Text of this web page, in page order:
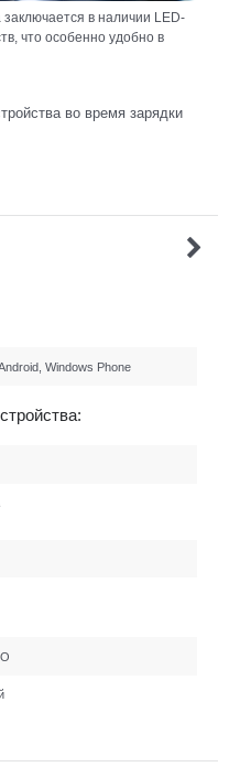
в наличии LED-
что особенно удобно в
во время зарядки
Windows Phone